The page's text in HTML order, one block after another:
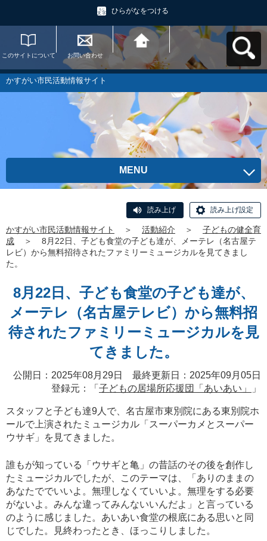
ひらがなをつける
このサイトについて お問い合わせ
かすがい市民活動情
報サイトへ戻る
かすがい市民活動情報サイト
MENU
読み上げ 読み上げ設定
かすがい市民活動情報サイト ＞ 活動紹介 ＞
子どもの健全育
成
＞
8月22日、子ども食堂の子ども達が、メーテレ（名古屋テ
レビ）から無料招待されたファミリーミュージカルを見てきまし
た。
8月22日、子ども食堂の子ども達が、
メーテレ（名古屋テレビ）から無料招
待されたファミリーミュージカルを見
てきました。
公開日：2025年08月29日 最終更新日：2025年09月05日
登録元：「 子どもの居場所応援団「あいあい」 」
スタッフと子ども達9人で、名古屋市東別院にある東別院ホ
ールで上演されたミュージカル「スーパーカメとスーパー
ウサギ」を見てきました。
誰もが知っている「ウサギと亀」の昔話のその後を創作し
たミュージカルでしたが、このテーマは、「ありのままの
あなたででいいよ。無理しなくていいよ。無理をする必要
がないよ。みんな違ってみんないいんだよ」と言っている
のように感じました。あいあい食堂の根底にある思いと同
じでした。見終わったとき、ほっこりしました。